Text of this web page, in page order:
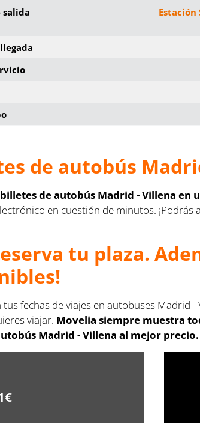
salida
de autobús
billetes de autobús Madrid - Villena en
en cuestión de minutos.
tu plaza.
fechas de viajes en autobuses
viajar. Movelia siempre muestra
Madrid - Villena al mejor precio.